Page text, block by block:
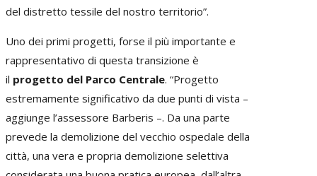
del distretto tessile del nostro territorio”.
Uno dei primi progetti, forse il più importante e
rappresentativo di questa transizione è
il progetto del Parco Centrale. “Progetto
estremamente significativo da due punti di vista –
aggiunge l’assessore Barberis –. Da una parte
prevede la demolizione del vecchio ospedale della
città, una vera e propria demolizione selettiva